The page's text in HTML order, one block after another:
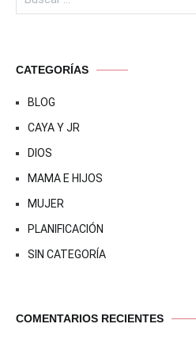
CATEGORÍAS
BLOG
CAYA Y JR
DIOS
MAMA E HIJOS
MUJER
PLANIFICACIÓN
SIN CATEGORÍA
COMENTARIOS RECIENTES